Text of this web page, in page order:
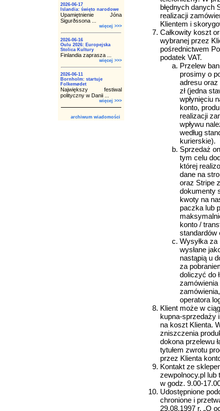
2026-06-17
Islandia: święto narodowe
Upamiętnienie Jóna
Sigurðssona ...
więcej >>>
2026-06-16
Oulu 2026: Europejska
Stolica Kultury
Finlandia zaprasza ...
więcej >>>
2026-06-11
Bornholm: startuje
Folkemødet
Największy festiwal
polityczny w Danii ...
więcej >>>
archiwum wiadomości
błędnych danych
realizacji
Klientem i
Całkowity koszt
wybranej przez
pośrednictwem
podatek VAT.
Przelew
prosimy o
adresu
zł (jedna
wpłynięciu
konto,
realizacji
wpływu
według
kurierskie).
Sprzedaż
tym celu
której
dane na
oraz Stripe
dokumenty
kwoty na
paczka lub
konto /
standardów
Wysyłka
wysłane
nastąpią u
za
doliczyć do
zamówienia
operatora
Klient może w
kupna-sprzedaży
na koszt Klienta.
zniszczenia
dokona przelewu
tytułem zwrotu
przez Klienta
Kontakt ze
zewpolnocy.pl lub
w godz. 9.00-
Udostępnione
chronione i
29.08.1997 r. „O